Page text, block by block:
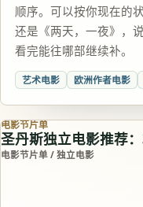
顺序。可以按你现在的
还是《两天，一夜》，
看完能往哪部继续补。
艺术电影 欧洲作者电影
电影节片单
圣丹斯独立电影推荐
电影节片单 / 独立电影